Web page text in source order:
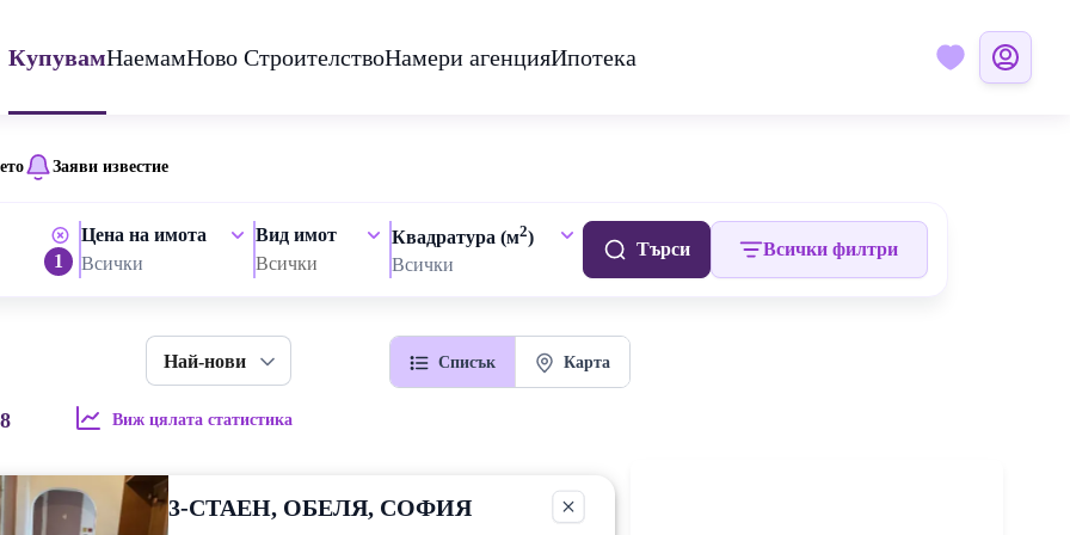
КупувамНаемамНово СтроителствоНамери агенцияИпотека
Заяви известие
1
Цена на имота
Всички
Вид имот
Всички
Квадратура (м2)
Всички
Търси Всички филтри
Най-нови Списък Карта
Виж цялата статистика
3-СТАЕН, ОБЕЛЯ, СОФИЯ